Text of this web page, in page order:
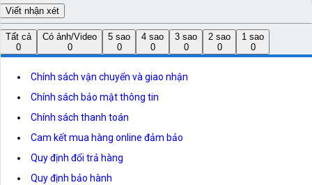
Viết nhận xét
Tất cả
0
Có ảnh/Video
0
5 sao
0
4 sao
0
3 sao
0
2 sao
0
1 sao
0
Chính sách vận chuyển và giao nhận
Chính sách bảo mật thông tin
Chính sách thanh toán
Cam kết mua hàng online đảm bảo
Quy định đổi trả hàng
Quy định bảo hành